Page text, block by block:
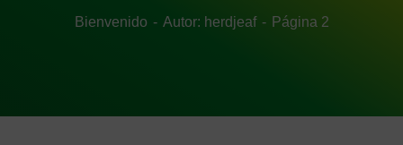
Bienvenido Autor: herdjeaf Página 2